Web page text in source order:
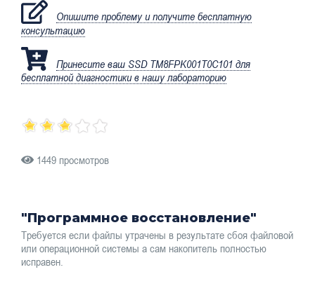
Опишите проблему и получите бесплатную
консультацию
Принесите ваш SSD TM8FPK001T0C101 для
бесплатной диагностики в нашу лабораторию
1449 просмотров
"Программное восстановление"
Требуется если файлы утрачены в результате сбоя файловой
или операционной системы а сам накопитель полностью
исправен.